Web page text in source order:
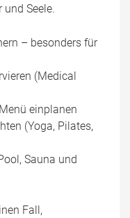
und Seele.
– besonders für
(Medical
einplanen
(Yoga, Pilates,
Sauna und
Fall,